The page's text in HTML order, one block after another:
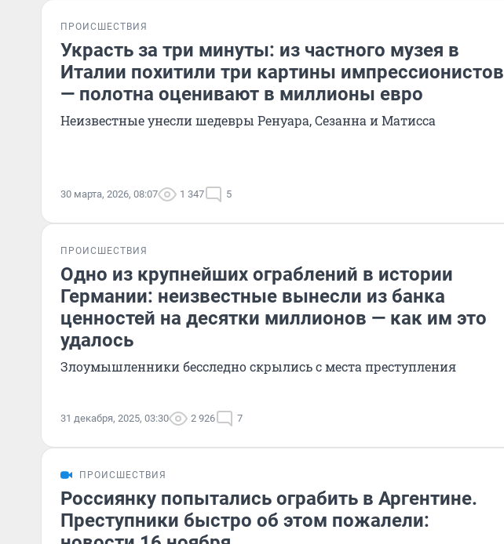
ПРОИСШЕСТВИЯ
Украсть за три минуты: из частного музея в
Италии похитили три картины импрессионистов
— полотна оценивают в миллионы евро
Неизвестные унесли шедевры Ренуара, Сезанна и Матисса
30 марта, 2026, 08:07 1 347 5
ПРОИСШЕСТВИЯ
Одно из крупнейших ограблений в истории
Германии: неизвестные вынесли из банка
ценностей на десятки миллионов — как им это
удалось
Злоумышленники бесследно скрылись с места преступления
31 декабря, 2025, 03:30 2 926 7
ПРОИСШЕСТВИЯ
Россиянку попытались ограбить в Аргентине.
Преступники быстро об этом пожалели: